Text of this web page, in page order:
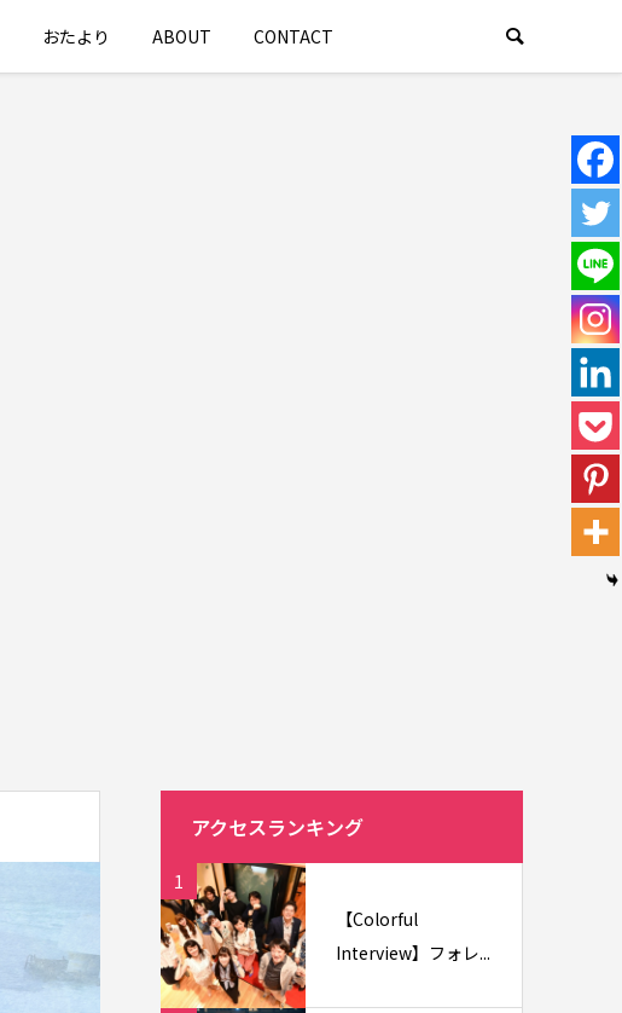
おたより ABOUT CONTACT
アクセスランキング
1
【Colorful
Interview】フォレ...